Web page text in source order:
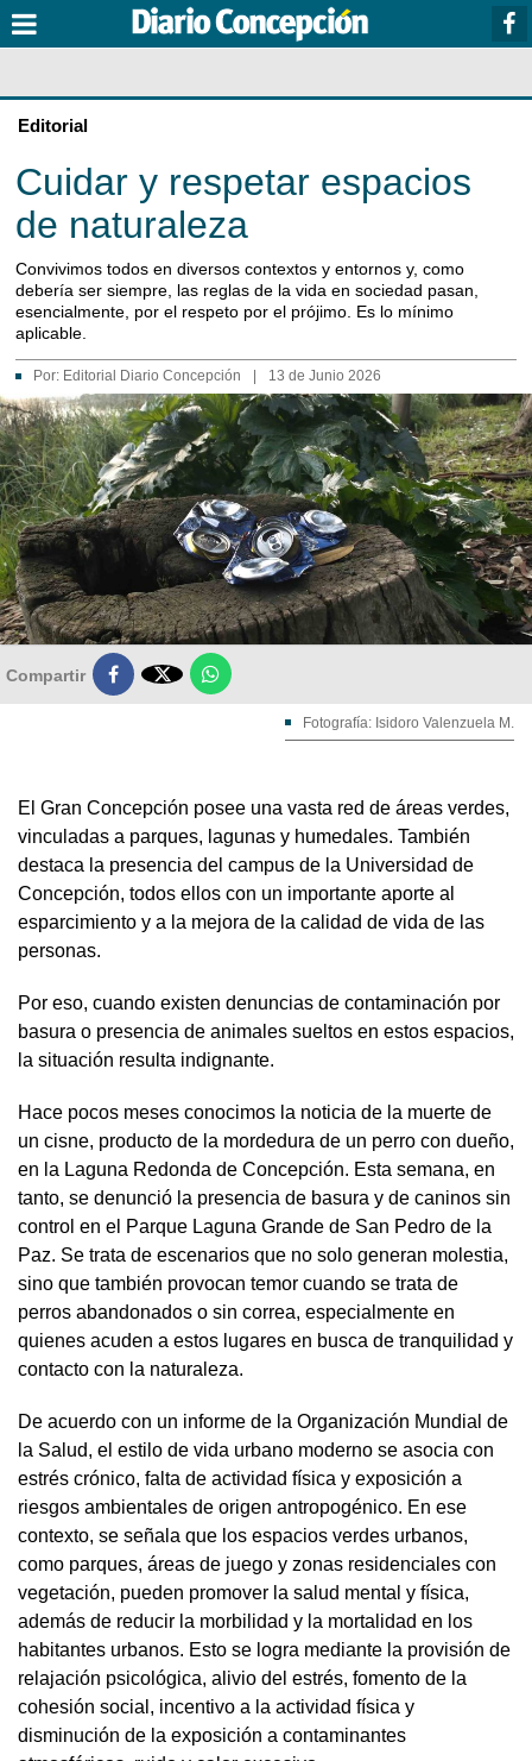
Editorial
Cuidar y respetar espacios
de naturaleza
Convivimos todos en diversos contextos y entornos y, como
debería ser siempre, las reglas de la vida en sociedad pasan,
esencialmente, por el respeto por el prójimo. Es lo mínimo
aplicable.
Por: Editorial Diario Concepción 13 de Junio 2026
Compartir 
Fotografía: Isidoro Valenzuela M.
El Gran Concepción posee una vasta red de áreas verdes,
vinculadas a parques, lagunas y humedales. También
destaca la presencia del campus de la Universidad de
Concepción, todos ellos con un importante aporte al
esparcimiento y a la mejora de la calidad de vida de las
personas.
Por eso, cuando existen denuncias de contaminación por
basura o presencia de animales sueltos en estos espacios,
la situación resulta indignante.
Hace pocos meses conocimos la noticia de la muerte de
un cisne, producto de la mordedura de un perro con dueño,
en la Laguna Redonda de Concepción. Esta semana, en
tanto, se denunció la presencia de basura y de caninos sin
control en el Parque Laguna Grande de San Pedro de la
Paz. Se trata de escenarios que no solo generan molestia,
sino que también provocan temor cuando se trata de
perros abandonados o sin correa, especialmente en
quienes acuden a estos lugares en busca de tranquilidad y
contacto con la naturaleza.
De acuerdo con un informe de la Organización Mundial de
la Salud, el estilo de vida urbano moderno se asocia con
estrés crónico, falta de actividad física y exposición a
riesgos ambientales de origen antropogénico. En ese
contexto, se señala que los espacios verdes urbanos,
como parques, áreas de juego y zonas residenciales con
vegetación, pueden promover la salud mental y física,
además de reducir la morbilidad y la mortalidad en los
habitantes urbanos. Esto se logra mediante la provisión de
relajación psicológica, alivio del estrés, fomento de la
cohesión social, incentivo a la actividad física y
disminución de la exposición a contaminantes